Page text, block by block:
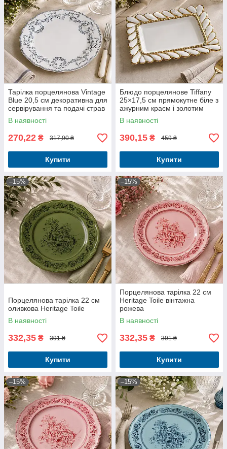
Тарілка порцелянова Vintage
Blue 20,5 см декоративна для
сервірування та подачі страв
В наявності
270,22 ₴ 317,90 ₴
Купити
Блюдо порцелянове Tiffany
25×17,5 см прямокутне біле з
ажурним краєм і золотим
декором
В наявності
390,15 ₴ 459 ₴
Купити
–15%
Порцелянова тарілка 22 см
оливкова Heritage Toile
В наявності
332,35 ₴ 391 ₴
Купити
–15%
Порцелянова тарілка 22 см
Heritage Toile вінтажна
рожева
В наявності
332,35 ₴ 391 ₴
Купити
–15% –15%